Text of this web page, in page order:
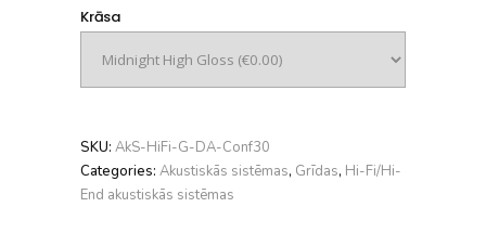
Krāsa
SKU: AkS-HiFi-G-DA-Conf30
Categories: Akustiskās sistēmas, Grīdas, Hi-Fi/Hi-
End akustiskās sistēmas